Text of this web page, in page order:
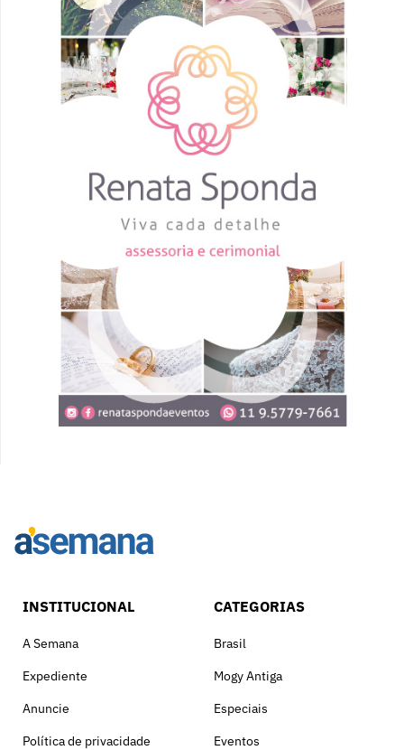
INSTITUCIONAL
A Semana
Expediente
Anuncie
Política de privacidade
CATEGORIAS
Brasil
Mogy Antiga
Especiais
Eventos